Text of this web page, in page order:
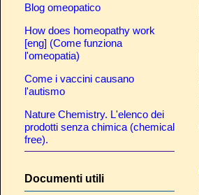
Blog omeopatico
How does homeopathy work
[eng] (Come funziona
l'omeopatia)
Come i vaccini causano
l'autismo
Nature Chemistry. L'elenco dei
prodotti senza chimica (chemical
free).
Documenti utili